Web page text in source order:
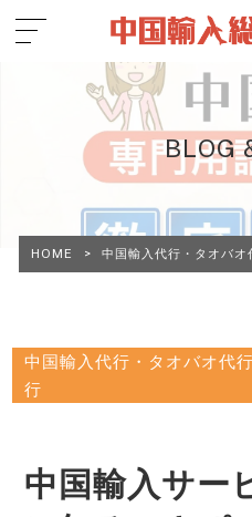
BLOG
HOME > 中国輸入代行・タオバ
中国輸入代行・タオバオ代
行
中国輸入サー